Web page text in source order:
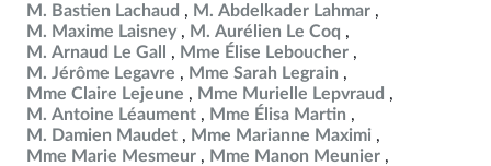
M. Bastien Lachaud
M. Abdelkader Lahmar
M. Maxime Laisney
M. Aurélien Le Coq
M. Arnaud Le Gall
Mme Élise Leboucher
M. Jérôme Legavre
Mme Sarah Legrain
Mme Claire Lejeune
Mme Murielle Lepvraud
M. Antoine Léaument
Mme Élisa Martin
M. Damien Maudet
Mme Marianne Maximi
Mme Marie Mesmeur
Mme Manon Meunier